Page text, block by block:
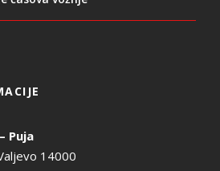
Puja
14000